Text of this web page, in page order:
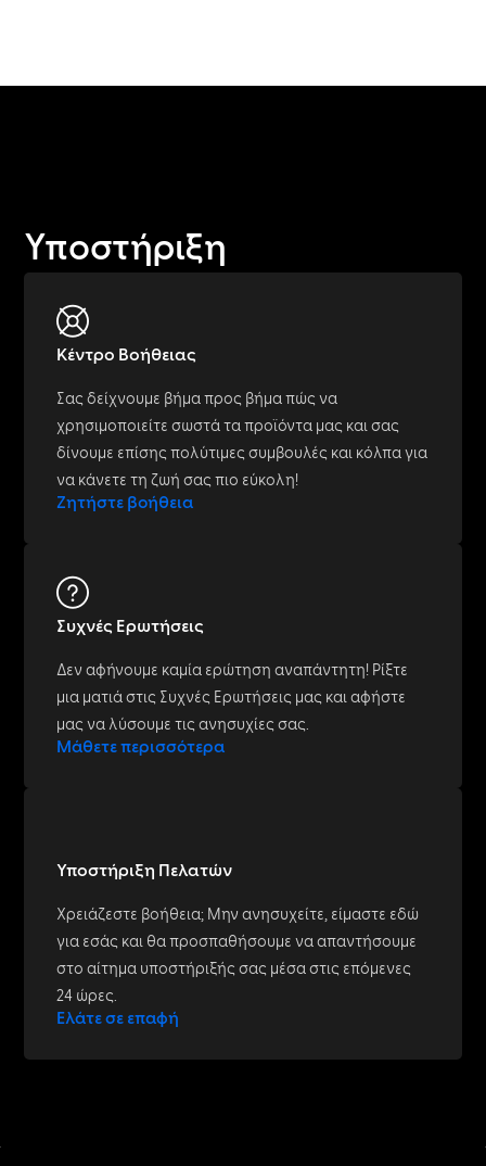
Υποστήριξη
Κέντρο Βοήθειας
Σας δείχνουμε βήμα προς βήμα πώς να
χρησιμοποιείτε σωστά τα προϊόντα μας και σας
δίνουμε επίσης πολύτιμες συμβουλές και κόλπα για
να κάνετε τη ζωή σας πιο εύκολη!
Ζητήστε βοήθεια
Συχνές Ερωτήσεις
Δεν αφήνουμε καμία ερώτηση αναπάντητη! Ρίξτε
μια ματιά στις Συχνές Ερωτήσεις μας και αφήστε
μας να λύσουμε τις ανησυχίες σας.
Μάθετε περισσότερα
Υποστήριξη Πελατών
Χρειάζεστε βοήθεια; Μην ανησυχείτε, είμαστε εδώ
για εσάς και θα προσπαθήσουμε να απαντήσουμε
στο αίτημα υποστήριξής σας μέσα στις επόμενες
24 ώρες.
Ελάτε σε επαφή